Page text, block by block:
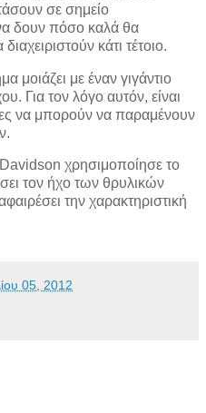
σε σημείο
δουν πόσο καλά θα
κάτι τέτοιο.
μοιάζει με έναν γιγάντιο
Για τον λόγο αυτόν, είναι
να μπορούν να παραμένουν
χρησιμοποίησε το
τον ήχο των θρυλικών
την χαρακτηριστική
05, 2012